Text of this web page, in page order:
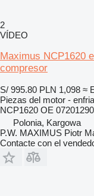
2
VÍDEO
Maximus NCP1620
compresor
S/ 995.80 PLN 1,098 ≈
Piezas del motor -
NCP1620 OE
Polonia, Kargowa
P.W. MAXIMUS Piotr
Contacte con el